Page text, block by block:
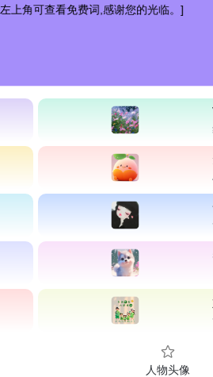
人物头像
词,感谢您的光临。]